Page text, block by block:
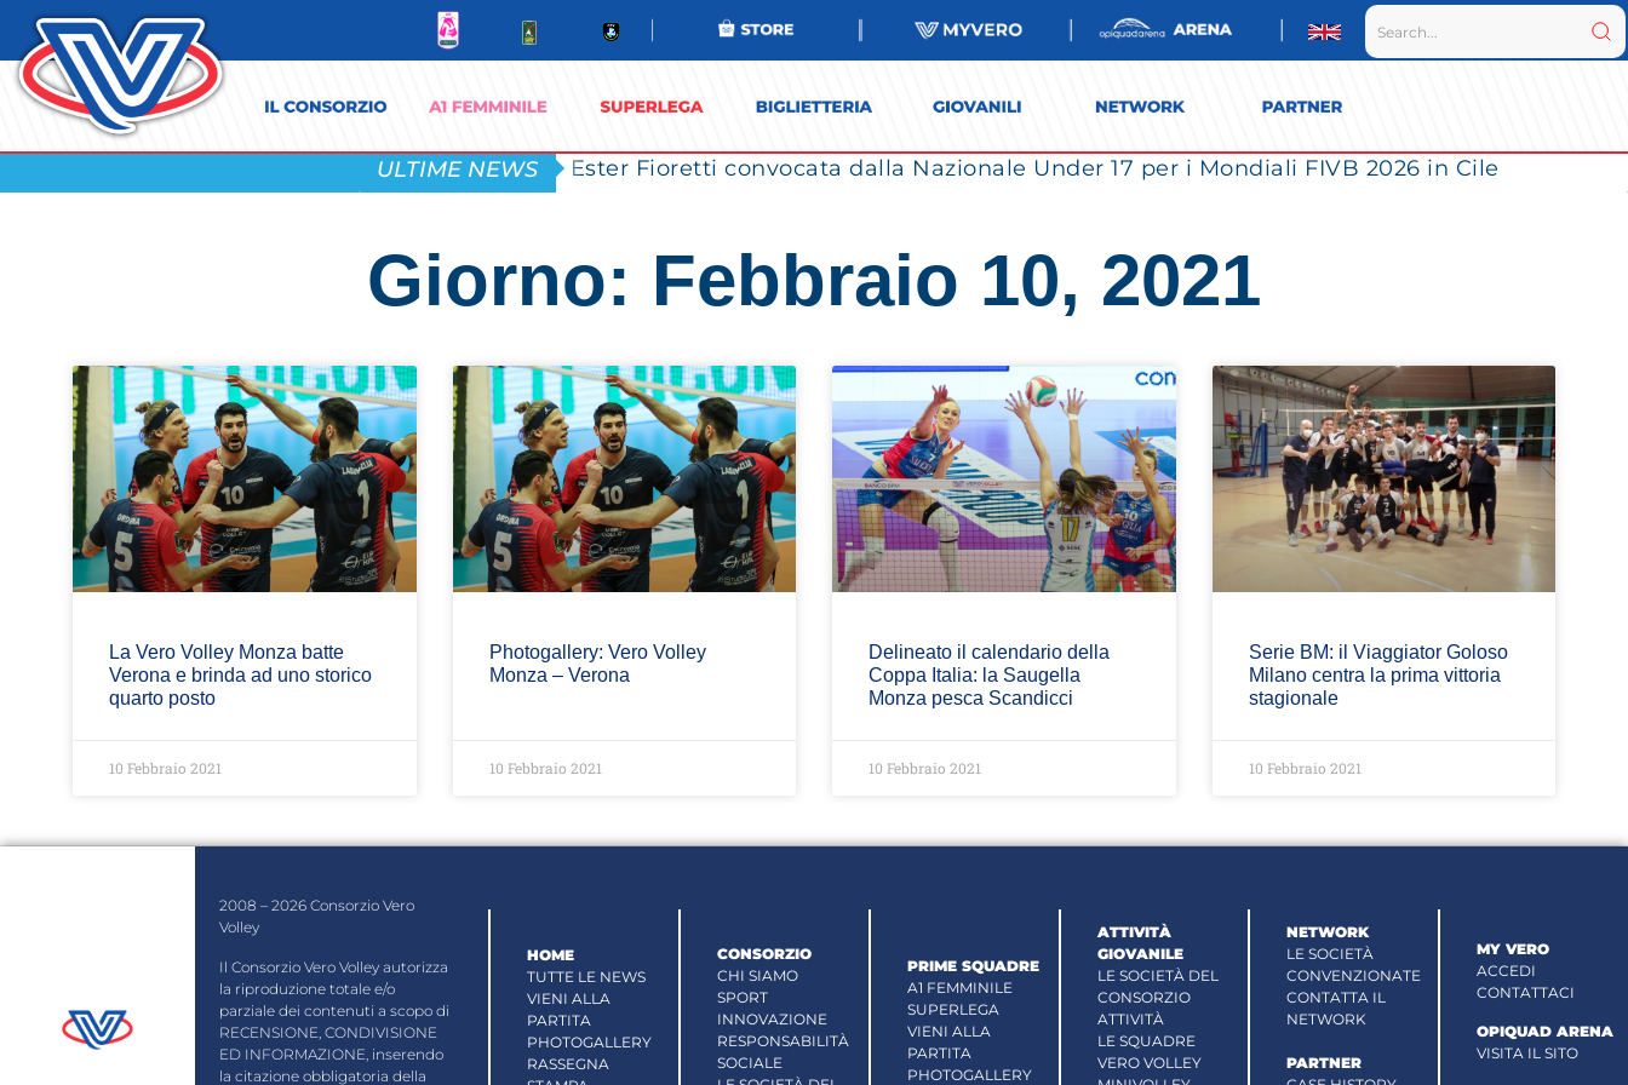
ULTIME NEWS Ester Fioretti convocata dalla Nazionale Under 17 per i Mondiali FIVB 2026 in Cile
Giorno: Febbraio 10, 2021
La Vero Volley Monza batte
Verona e brinda ad uno storico
quarto posto
10 Febbraio 2021
Photogallery: Vero Volley
Monza – Verona
10 Febbraio 2021
Delineato il calendario della
Coppa Italia: la Saugella
Monza pesca Scandicci
10 Febbraio 2021
Serie BM: il Viaggiator Goloso
Milano centra la prima vittoria
stagionale
10 Febbraio 2021
2008 – 2026 Consorzio Vero
Volley
Il Consorzio Vero Volley autorizza
la riproduzione totale e/o
parziale dei contenuti a scopo di
RECENSIONE, CONDIVISIONE
ED INFORMAZIONE, inserendo
la citazione obbligatoria della
HOME
TUTTE LE NEWS
VIENI ALLA
PARTITA
PHOTOGALLERY
RASSEGNA
CONSORZIO
CHI SIAMO
SPORT
INNOVAZIONE
RESPONSABILITÀ
SOCIALE
PRIME SQUADRE
A1 FEMMINILE
SUPERLEGA
VIENI ALLA
PARTITA
PHOTOGALLERY
ATTIVITÀ
GIOVANILE
LE SOCIETÀ DEL
CONSORZIO
ATTIVITÀ
LE SQUADRE
VERO VOLLEY
NETWORK
LE SOCIETÀ
CONVENZIONATE
CONTATTA IL
NETWORK
PARTNER
MY VERO
ACCEDI
CONTATTACI
OPIQUAD ARENA
VISITA IL SITO